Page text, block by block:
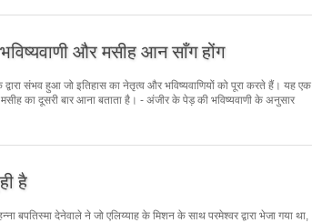
और मसीह आन साँग होंग
द्वारा संभव हुआ जो इतिहास का नेतृत्व और भविष्यवाणियों को पूरा करते हैं। यह एक
मसीह का दूसरी बार आना बताता है। - अंजीर के पेड़ की भविष्यवाणी के अनुसार
है
बपतिस्मा देनेवाले ने जो एलिय्याह के मिशन के साथ परमेश्वर द्वारा भेजा गया था,